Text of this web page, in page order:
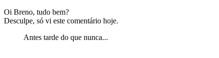
Oi Breno, tudo bem?
Desculpe, só vi este comentário hoje.
Antes tarde do que nunca...